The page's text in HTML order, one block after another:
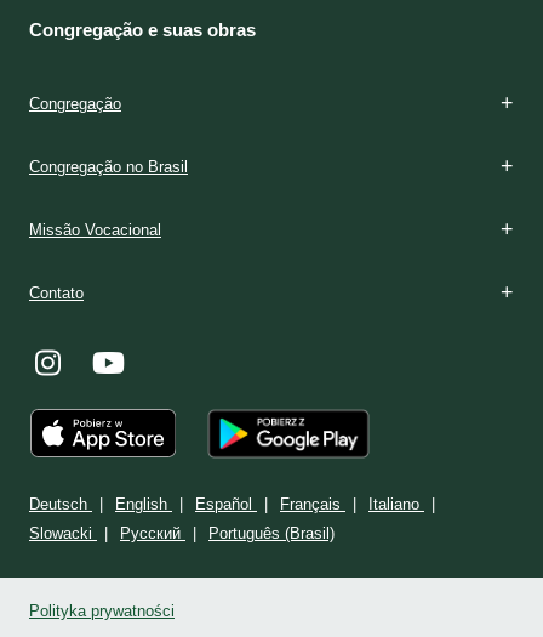
Congregação e suas obras
Congregação
Congregação no Brasil
Missão Vocacional
Contato
Deutsch English Español Français
Italiano
Slowacki
Ρусский Português (Brasil)
Polityka prywatności